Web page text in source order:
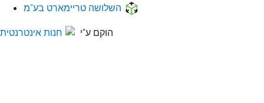
השלושה טריימארט בע"מ
הוקם ע"י חנות אינטרנטית